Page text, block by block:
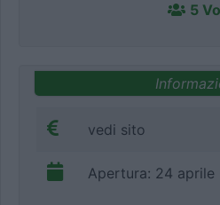
5
vedi sito
Apertura: 24